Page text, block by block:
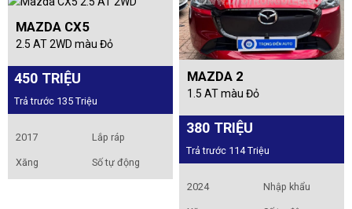
MAZDA CX5
2.5 AT 2WD màu Đỏ
450 TRIỆU
Trả trước 135 Triệu
2017 Lắp ráp
Xăng Số tự động
MAZDA 2
1.5 AT màu Đỏ
380 TRIỆU
Trả trước 114 Triệu
2024 Nhập khẩu